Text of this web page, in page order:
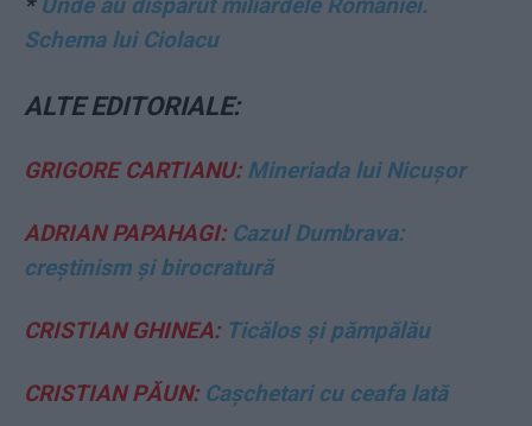
Schema lui Ciolacu
ALTE EDITORIALE:
GRIGORE CARTIANU: Mineriada lui Nicușor
ADRIAN PAPAHAGI:Cazul Dumbrava:
creștinism și birocratură
CRISTIAN GHINEA: Ticălos și pămpălău
CRISTIAN PĂUN:Cașchetari cu ceafa lată